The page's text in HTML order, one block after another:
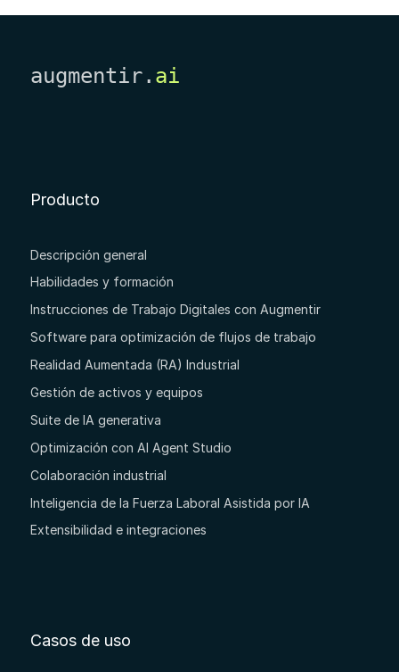
augmentir. ai
Producto
Descripción general
Habilidades y formación
Instrucciones de Trabajo Digitales con Augmentir
Software para optimización de flujos de trabajo
Realidad Aumentada (RA) Industrial
Gestión de activos y equipos
Suite de IA generativa
Optimización con AI Agent Studio
Colaboración industrial
Inteligencia de la Fuerza Laboral Asistida por IA
Extensibilidad e integraciones
Casos de uso